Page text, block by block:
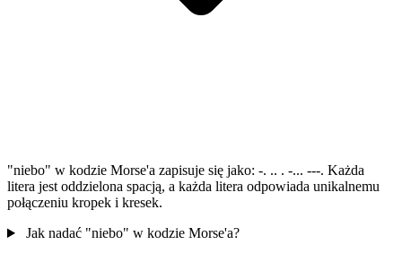
"niebo" w kodzie Morse'a zapisuje się jako: -. .. . -... ---. Każda
litera jest oddzielona spacją, a każda litera odpowiada unikalnemu
połączeniu kropek i kresek.
Jak nadać "niebo" w kodzie Morse'a?